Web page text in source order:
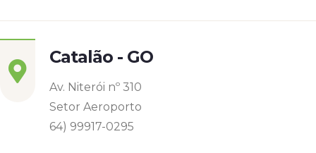
Catalão - GO
Av. Niterói nº 310
Setor Aeroporto
64) 99917-0295